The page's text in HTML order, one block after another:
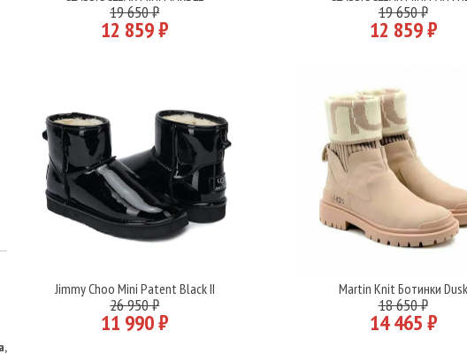
19 650 ₽
12 859 ₽
19 650 ₽
12 859 ₽
Подробнее
Jimmy Choo Mini Patent Black II
26 950 ₽
11 990 ₽
Подробнее
Martin Knit Ботинки Dusk
18 650 ₽
14 465 ₽